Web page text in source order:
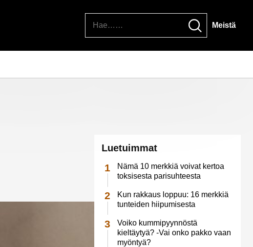
Meistä
Luetuimmat
Nämä 10 merkkiä voivat kertoa
toksisesta parisuhteesta
Kun rakkaus loppuu: 16 merkkiä
tunteiden hiipumisesta
Voiko kummipyynnöstä
kieltäytyä? -Vai onko pakko vaan
myöntyä?